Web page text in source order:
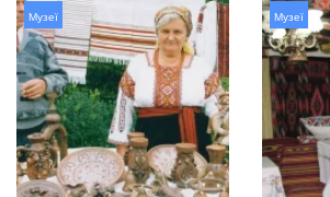
Музеї Музеї